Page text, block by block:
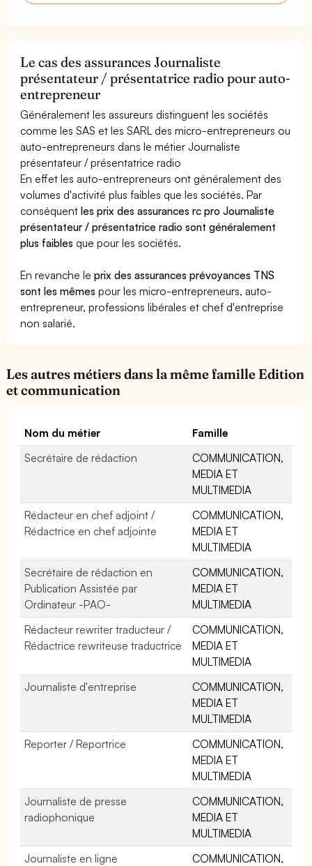
Le cas des assurances Journaliste
présentateur / présentatrice radio pour auto-
entrepreneur
Généralement les assureurs distinguent les sociétés
comme les SAS et les SARL des micro-entrepreneurs ou
auto-entrepreneurs dans le métier Journaliste
présentateur / présentatrice radio
En effet les auto-entrepreneurs ont généralement des
volumes d'activité plus faibles que les sociétés. Par
conséquentles prix des assurances rc pro Journaliste
présentateur / présentatrice radio sont généralement
plus faibles que pour les sociétés.
En revanche leprix des assurances prévoyances TNS
sont les mêmes pour les micro-entrepreneurs, auto-
entrepreneur, professions libérales et chef d'entreprise
non salarié.
Les autres métiers dans la même famille Edition
et communication
Nom du métier
Famille
Secrétaire de rédaction
COMMUNICATION,
MEDIA ET
MULTIMEDIA
Rédacteur en chef adjoint /
Rédactrice en chef adjointe
COMMUNICATION,
MEDIA ET
MULTIMEDIA
Secrétaire de rédaction en
Publication Assistée par
Ordinateur -PAO-
COMMUNICATION,
MEDIA ET
MULTIMEDIA
Rédacteur rewriter traducteur /
Rédactrice rewriteuse traductrice
COMMUNICATION,
MEDIA ET
MULTIMEDIA
Journaliste d'entreprise
COMMUNICATION,
MEDIA ET
MULTIMEDIA
Reporter / Reportrice
COMMUNICATION,
MEDIA ET
MULTIMEDIA
Journaliste de presse
radiophonique
COMMUNICATION,
MEDIA ET
MULTIMEDIA
Journaliste en ligne
COMMUNICATION,